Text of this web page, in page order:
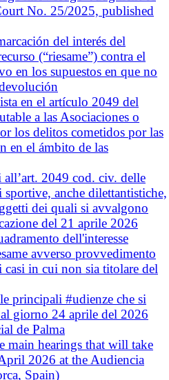
No. 25/2025, published
del interés del
(“riesame”) contra el
en los supuestos en que no
en el artículo 2049 del
a las Asociaciones o
los delitos cometidos por las
en el ámbito de las
2049 cod. civ. delle
anche dilettantistiche,
dei quali si avvalgono
del 21 aprile 2026
dell'interesse
avverso provvedimento
in cui non sia titolare del
principali #udienze che si
giorno 24 aprile del 2026
de Palma
main hearings that will take
2026 at the Audiencia
Spain)